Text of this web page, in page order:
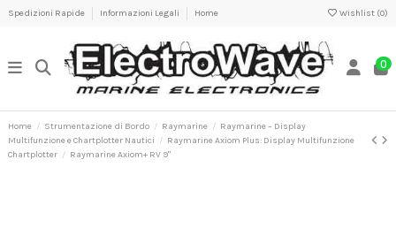
Spedizioni Rapide Informazioni Legali Home Wishlist (0)
0
Home Strumentazione di Bordo Raymarine
Raymarine – Display
Multifunzione e Chartplotter Nautici
Raymarine Axiom Plus: Display Multifunzione
Chartplotter
Raymarine Axiom+ RV 9"